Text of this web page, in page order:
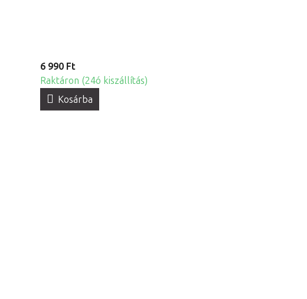
6 990 Ft
Raktáron (24ó kiszállítás)
Kosárba